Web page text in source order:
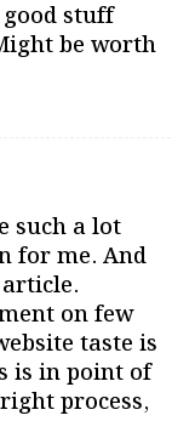
stuff
be worth
such a lot
for me. And
on few
taste is
is in point of
process,